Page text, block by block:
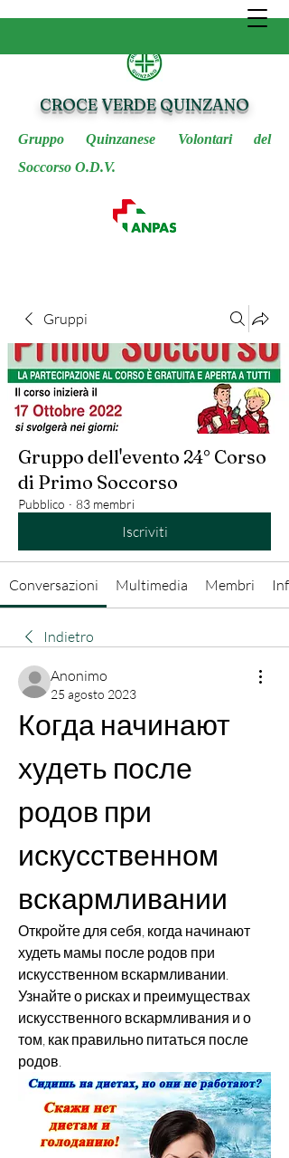
CROCE VERDE QUINZANO
Gruppo Quinzanese Volontari del
Soccorso O.D.V.
Gruppi
Gruppo dell'evento 24° Corso
di Primo Soccorso
Pubblico · 83 membri
Iscriviti
Conversazioni Multimedia Membri Info
Indietro
Anonimo
25 agosto 2023
Когда начинают
худеть после
родов при
искусственном
вскармливании
Откройте для себя, когда начинают
худеть мамы после родов при
искусственном вскармливании.
Узнайте о рисках и преимуществах
искусственного вскармливания и о
том, как правильно питаться после
родов.